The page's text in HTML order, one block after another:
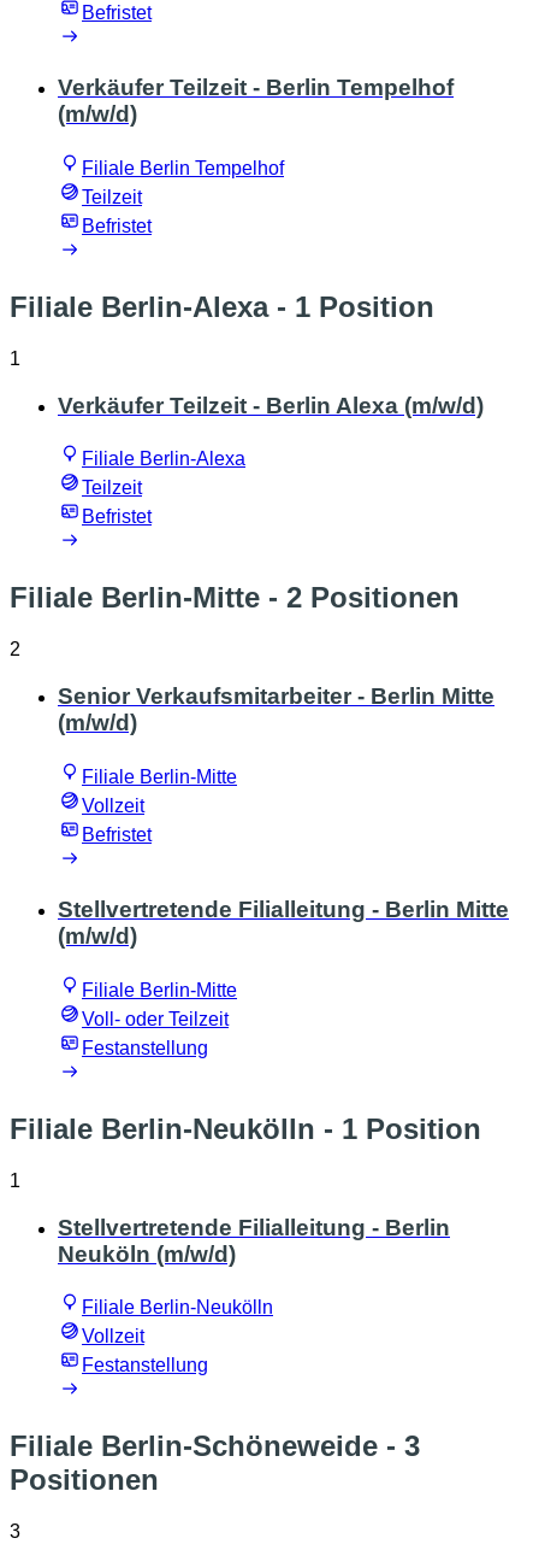
Befristet
Verkäufer Teilzeit - Berlin Tempelhof
(m/w/d)
Filiale Berlin Tempelhof
Teilzeit
Befristet
Filiale Berlin-Alexa- 1 Position
1
Verkäufer Teilzeit - Berlin Alexa (m/w/d)
Filiale Berlin-Alexa
Teilzeit
Befristet
Filiale Berlin-Mitte - 2 Positionen
2
Senior Verkaufsmitarbeiter - Berlin Mitte
(m/w/d)
Filiale Berlin-Mitte
Vollzeit
Befristet
Stellvertretende Filialleitung - Berlin Mitte
(m/w/d)
Filiale Berlin-Mitte
Voll- oder Teilzeit
Festanstellung
Filiale Berlin-Neukölln - 1 Position
1
Stellvertretende Filialleitung - Berlin
Neuköln (m/w/d)
Filiale Berlin-Neukölln
Vollzeit
Festanstellung
Filiale Berlin-Schöneweide - 3
Positionen
3